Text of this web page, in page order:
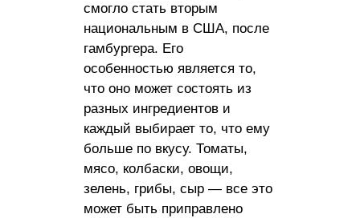
смогло стать вторым
национальным в США, после
гамбургера. Его
особенностью является то,
что оно может состоять из
разных ингредиентов и
каждый выбирает то, что ему
больше по вкусу. Томаты,
мясо, колбаски, овощи,
зелень, грибы, сыр — все это
может быть приправлено